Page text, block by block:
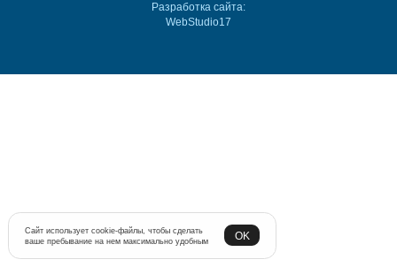
Разработка сайта:
WebStudio17
Сайт использует cookie-файлы, чтобы сделать
ваше пребывание на нем максимально удобным
OK